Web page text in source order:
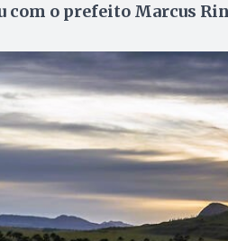
com o prefeito Marcus